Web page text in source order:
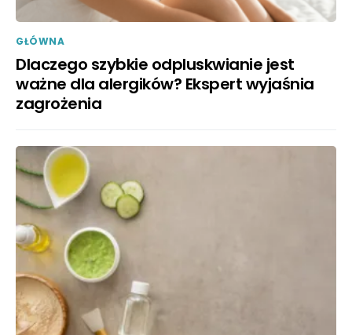
GŁÓWNA
Dlaczego szybkie odpluskwianie jest
ważne dla alergików? Ekspert wyjaśnia
zagrożenia